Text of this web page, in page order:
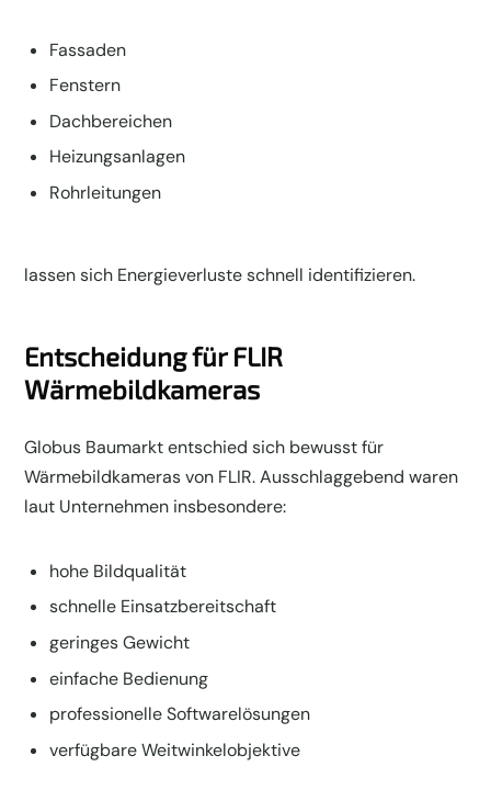
Fassaden
Fenstern
Dachbereichen
Heizungsanlagen
Rohrleitungen
lassen sich Energieverluste schnell identifizieren.
Entscheidung für FLIR
Wärmebildkameras
Globus Baumarkt entschied sich bewusst für
Wärmebildkameras von FLIR. Ausschlaggebend waren
laut Unternehmen insbesondere:
hohe Bildqualität
schnelle Einsatzbereitschaft
geringes Gewicht
einfache Bedienung
professionelle Softwarelösungen
verfügbare Weitwinkelobjektive